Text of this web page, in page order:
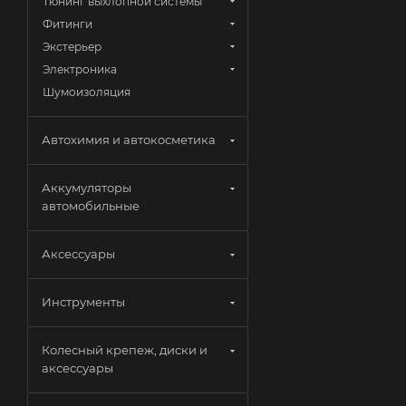
Фитинги
Экстерьер
Электроника
Шумоизоляция
Автохимия и автокосметика
Аккумуляторы
автомобильные
Аксессуары
Инструменты
Колесный крепеж, диски и
аксессуары